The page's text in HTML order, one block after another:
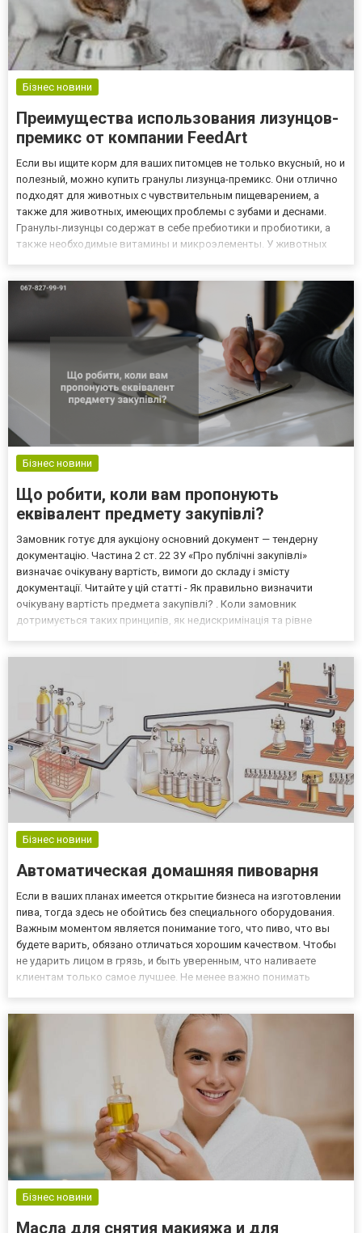
Бізнес новини
Преимущества использования лизунцов-
премикс от компании FeedArt
Если вы ищите корм для ваших питомцев не только вкусный, но и
полезный, можно купить гранулы лизунца-премикс. Они отлично
подходят для животных с чувствительным пищеварением, а
также для животных, имеющих проблемы с зубами и деснами.
Гранулы-лизунцы содержат в себе пребиотики и пробиотики, а
также необходимые витамины и микроэлементы. У животных
Бізнес новини
Що робити, коли вам пропонують
еквівалент предмету закупівлі?
Замовник готує для аукціону основний документ — тендерну
документацію. Частина 2 ст. 22 ЗУ «Про публічні закупівлі»
визначає очікувану вартість, вимоги до складу і змісту
документації. Читайте у цій статті - Як правильно визначити
очікувану вартість предмета закупівлі? . Коли замовник
дотримується таких принципів, як недискримінація та рівне
Бізнес новини
Автоматическая домашняя пивоварня
Если в ваших планах имеется открытие бизнеса на изготовлении
пива, тогда здесь не обойтись без специального оборудования.
Важным моментом является понимание того, что пиво, что вы
будете варить, обязано отличаться хорошим качеством. Чтобы
не ударить лицом в грязь, и быть уверенным, что наливаете
клиентам только самое лучшее. Не менее важно понимать
Бізнес новини
Масла для снятия макияжа и для